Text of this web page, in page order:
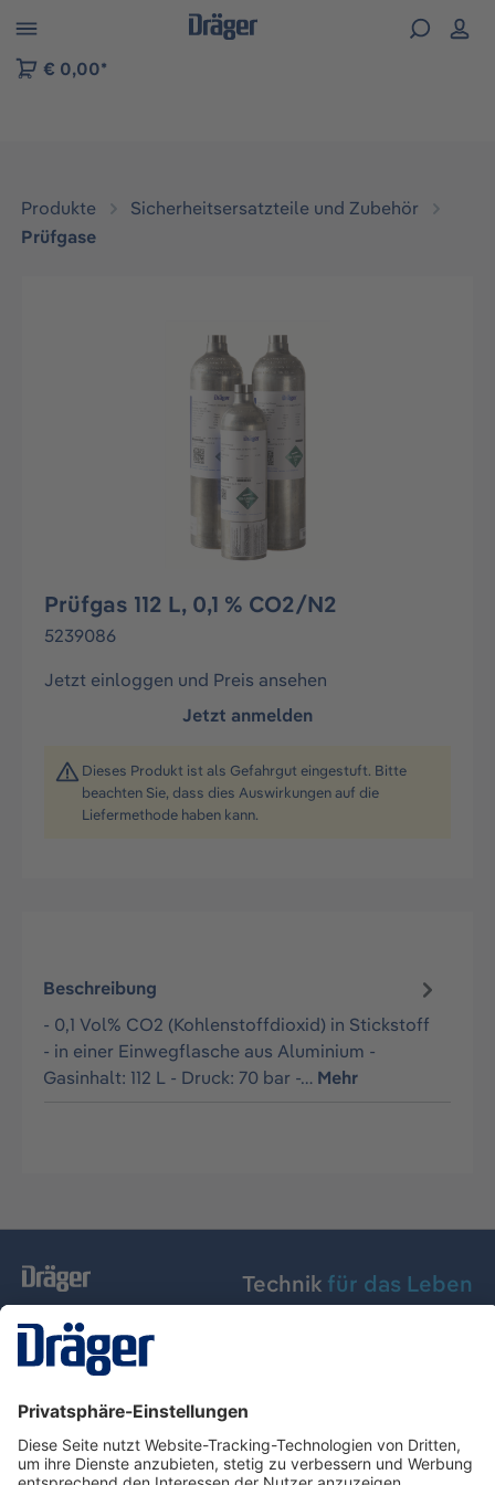
der B2B-Plattform springen
€ 0,00*
Produkte
Sicherheitsersatzteile und Zubehör
Prüfgase
Bildergalerie überspringen
Prüfgas 112 L, 0,1 % CO2/N2
5239086
Jetzt einloggen und Preis ansehen
Jetzt anmelden
Dieses Produkt ist als Gefahrgut eingestuft. Bitte
beachten Sie, dass dies Auswirkungen auf die
Liefermethode haben kann.
Beschreibung
- 0,1 Vol% CO2 (Kohlenstoffdioxid) in Stickstoff
- in einer Einwegflasche aus Aluminium -
Gasinhalt: 112 L - Druck: 70 bar -… Mehr
Technik für das Leben
Dräger Austria GmbH
Über Dräger
Informationen